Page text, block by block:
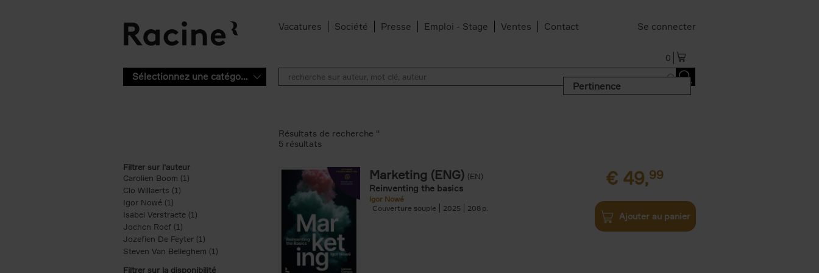
Vacatures Société Presse Emploi - Stage Ventes Contact Se connecter
0
Sélectionnez une catégorie
Pertinence
Filtrer sur l'auteur
Carolien Boom (1)
Clo Willaerts (1)
Igor Nowé (1)
Isabel Verstraete (1) Apply Isabel Verstraete filter
Jochen Roef (1)
Jozefien De Feyter (1) Apply Jozefien De Feyter filter
Steven Van Belleghem (1) Apply Steven Van Belleghem filter
Filtrer sur la disponibilité
Résultats de recherche ''
5 résultats
Marketing (ENG) (EN)
Reinventing the basics
Igor Nowé
Couverture souple
2025 208
€ 49,99
Ajouter au panier